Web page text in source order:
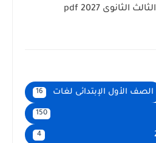
الثالث الثانوى 2027 pdf
الصف الأول الإبتدائى لغات 16
150
4